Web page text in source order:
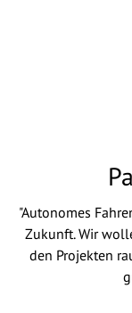
"Autonomes
Zukunft. Wir
den Projekten